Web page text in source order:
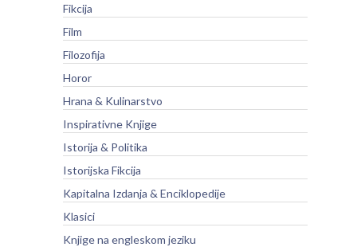
Fikcija
Film
Filozofija
Horor
Hrana & Kulinarstvo
Inspirativne Knjige
Istorija & Politika
Istorijska Fikcija
Kapitalna Izdanja & Enciklopedije
Klasici
Knjige na engleskom jeziku